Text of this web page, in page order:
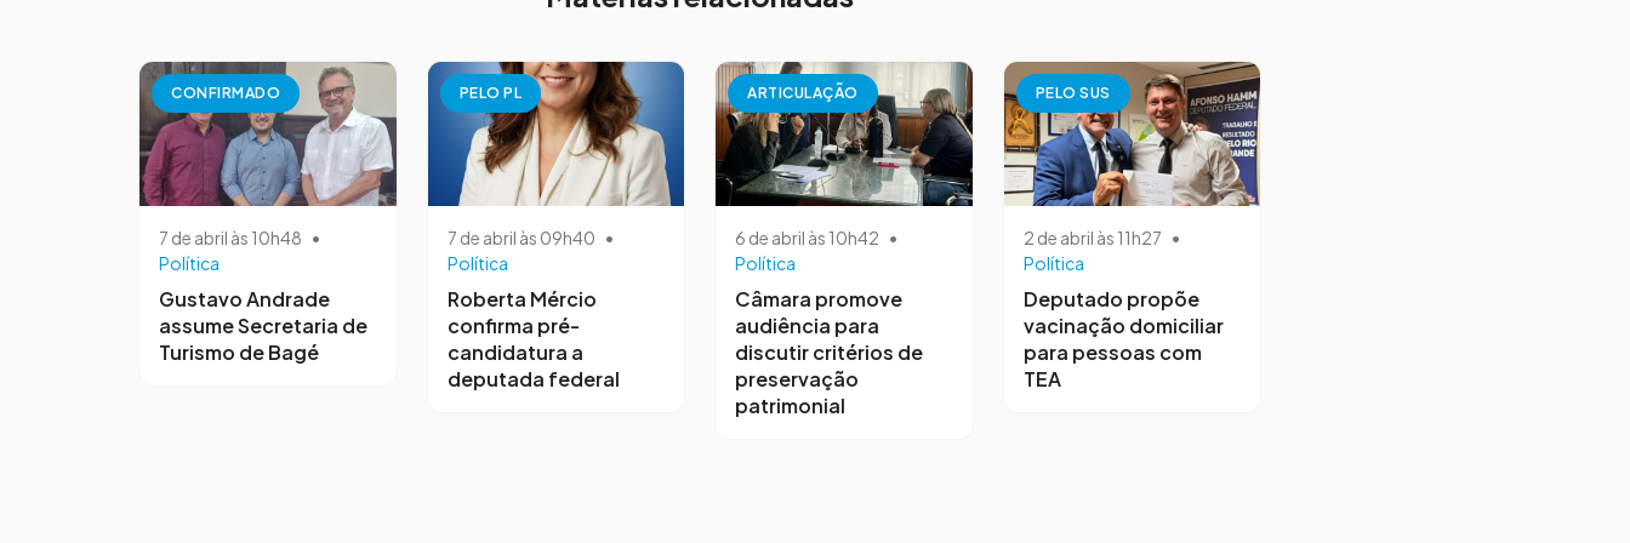
CONFIRMADO
7 de abril às 10h48 •
Política
Gustavo Andrade
assume Secretaria de
Turismo de Bagé
PELO PL
7 de abril às 09h40 •
Política
Roberta Mércio
confirma pré-
candidatura a
deputada federal
ARTICULAÇÃO
6 de abril às 10h42 •
Política
Câmara promove
audiência para
discutir critérios de
preservação
patrimonial
PELO SUS
2 de abril às 11h27 •
Política
Deputado propõe
vacinação domiciliar
para pessoas com
TEA